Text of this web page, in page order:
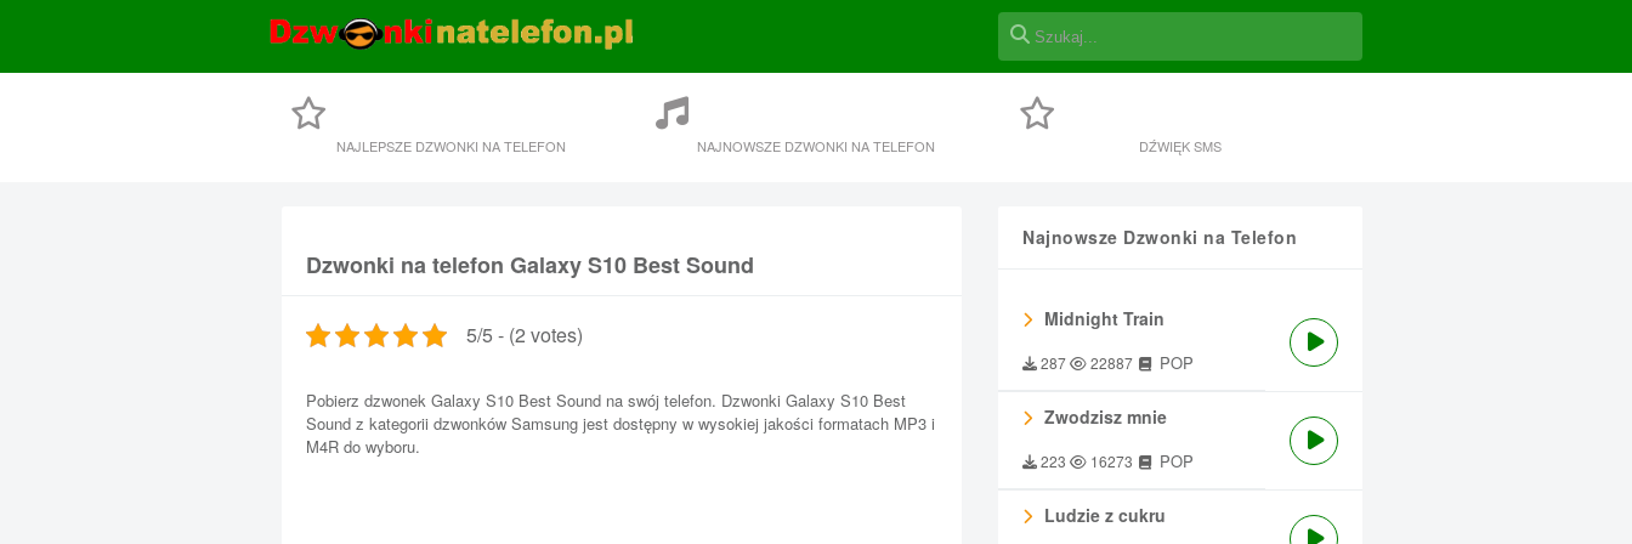
NAJLEPSZE DZWONKI NA TELEFON NAJNOWSZE DZWONKI NA TELEFON DŹWIĘK SMS
Dzwonki na telefon Galaxy S10 Best Sound
5/5 - (2 votes)
Pobierz dzwonek Galaxy S10 Best Sound na swój telefon. Dzwonki Galaxy S10 Best
Sound z kategorii dzwonków Samsung jest dostępny w wysokiej jakości formatach MP3 i
M4R do wyboru.
Najnowsze Dzwonki na Telefon
Midnight Train
287 22887 POP
Zwodzisz mnie
223 16273 POP
Ludzie z cukru